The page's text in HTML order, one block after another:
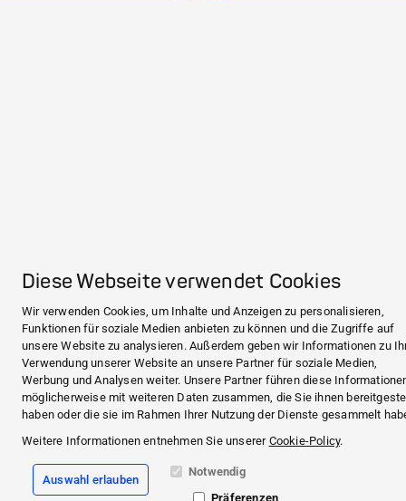
Diese Webseite verwendet Cookies
Wir verwenden Cookies, um Inhalte und Anzeigen zu personalisieren,
Funktionen für soziale Medien anbieten zu können und die Zugriffe auf
unsere Website zu analysieren. Außerdem geben wir Informationen zu
Verwendung unserer Website an unsere Partner für soziale Medien,
Werbung und Analysen weiter. Unsere Partner führen diese
möglicherweise mit weiteren Daten zusammen, die Sie ihnen
haben oder die sie im Rahmen Ihrer Nutzung der Dienste gesammelt
Weitere Informationen entnehmen Sie unserer Cookie-Policy.
Auswahl erlauben
Notwendig
Präferenzen